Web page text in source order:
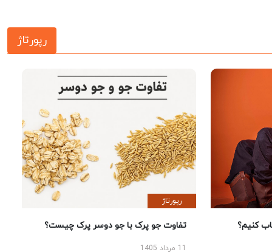
رپورتاژ
کنیم؟
رپورتاژ
تفاوت جو پرک با جو دوسر پرک چیست؟